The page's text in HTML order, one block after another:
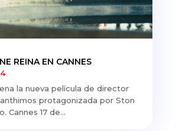
REINA EN CANNES
la nueva película de director
protagonizada por Ston
Cannes 17 de...